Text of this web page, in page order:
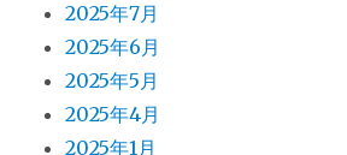
2025年7月
2025年6月
2025年5月
2025年4月
2025年1月